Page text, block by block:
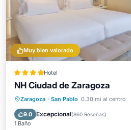
Muy bien valorado
Hotel
NH Ciudad de Zaragoza
Zaragoza · San Pablo 0.30 mi al centro
9.0 Excepcional(860 Reseñas)
1 Baño
Desayuno
Aparcamiento
Aire acondicionado